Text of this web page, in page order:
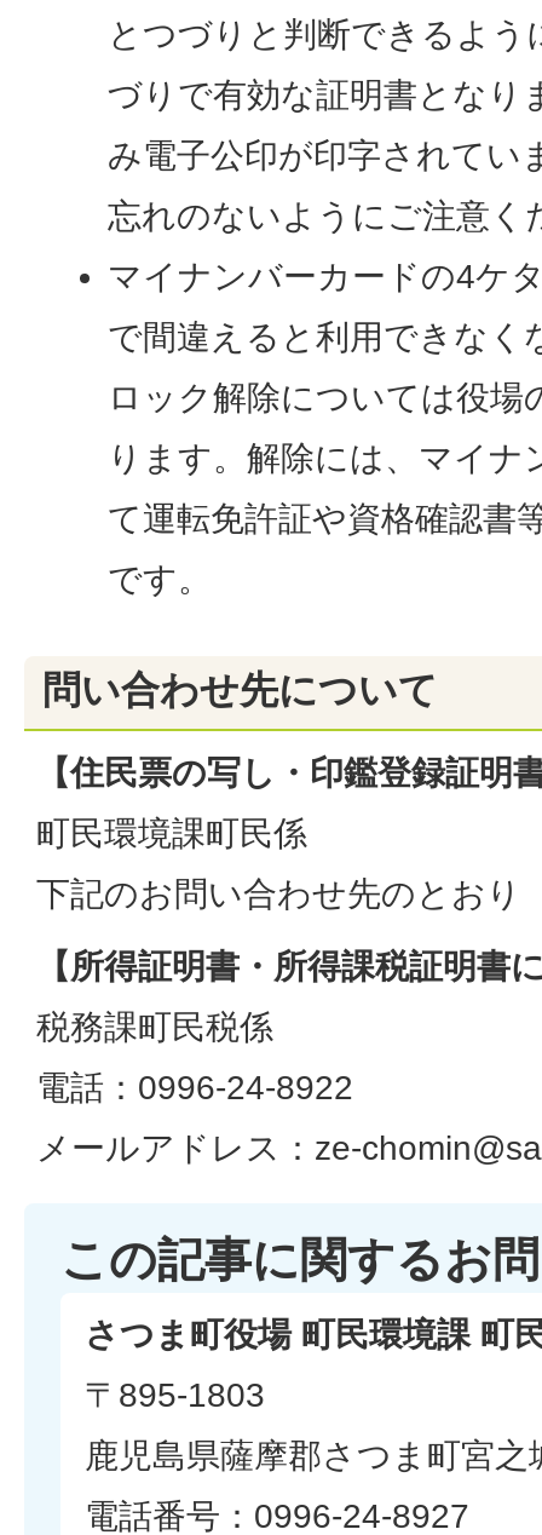
とつづりと判断できるよ
づりで有効な証明書となり
み電子公印が印字されてい
忘れのないようにご注意く
マイナンバーカードの4ケ
で間違えると利用できなく
ロック解除については役場
ります。解除には、マイ
て運転免許証や資格確認書
です。
問い合わせ先について
【住民票の写し・印鑑登録証明
町民環境課町民係
下記のお問い合わせ先のとおり
【所得証明書・所得課税証明書
税務課町民税係
電話：0996-24-8922
メールアドレス：ze-
この記事に関するお
さつま町役場 町民環境課 町
〒895-1803
鹿児島県薩摩郡さつま町宮
電話番号：0996-24-8927